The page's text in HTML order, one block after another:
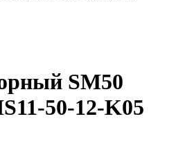
SM50
50-12-K05